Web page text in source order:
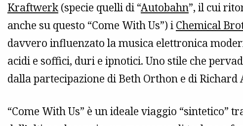
Kraftwerk(specie quelli di “Autobahn”, il cui
anche su questo “Come With Us”) i Chemical
davvero influenzato la musica elettronica
acidi e soffici, duri e ipnotici. Uno stile che
dalla partecipazione di Beth Orthon e di Richard
“Come With Us” è un ideale viaggio “sintetico”